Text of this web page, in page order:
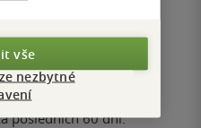
posledních 60 dní.
vše
nezbytné